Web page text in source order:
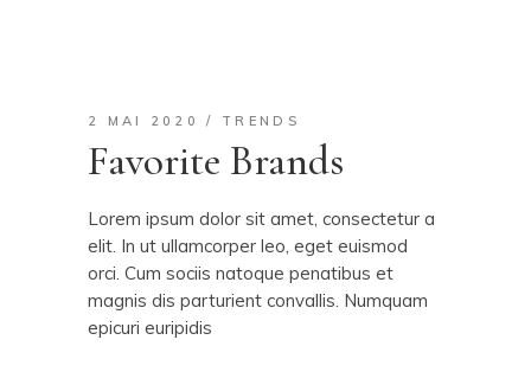
2 MAI 2020 TRENDS
Favorite Brands
Lorem ipsum dolor sit amet, consectetur a
elit. In ut ullamcorper leo, eget euismod
orci. Cum sociis natoque penatibus et
magnis dis parturient convallis. Numquam
epicuri euripidis